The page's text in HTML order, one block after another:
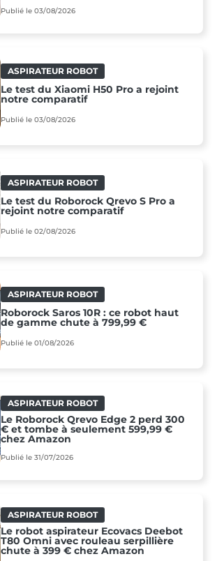
Publié le 03/08/2026
ASPIRATEUR ROBOT
Le test du Xiaomi H50 Pro a rejoint
notre comparatif
Publié le 03/08/2026
ASPIRATEUR ROBOT
Le test du Roborock Qrevo S Pro a
rejoint notre comparatif
Publié le 02/08/2026
ASPIRATEUR ROBOT
Roborock Saros 10R : ce robot haut
de gamme chute à 799,99 €
Publié le 01/08/2026
ASPIRATEUR ROBOT
Le Roborock Qrevo Edge 2 perd 300
€ et tombe à seulement 599,99 €
chez Amazon
Publié le 31/07/2026
ASPIRATEUR ROBOT
Le robot aspirateur Ecovacs Deebot
T80 Omni avec rouleau serpillière
chute à 399 € chez Amazon